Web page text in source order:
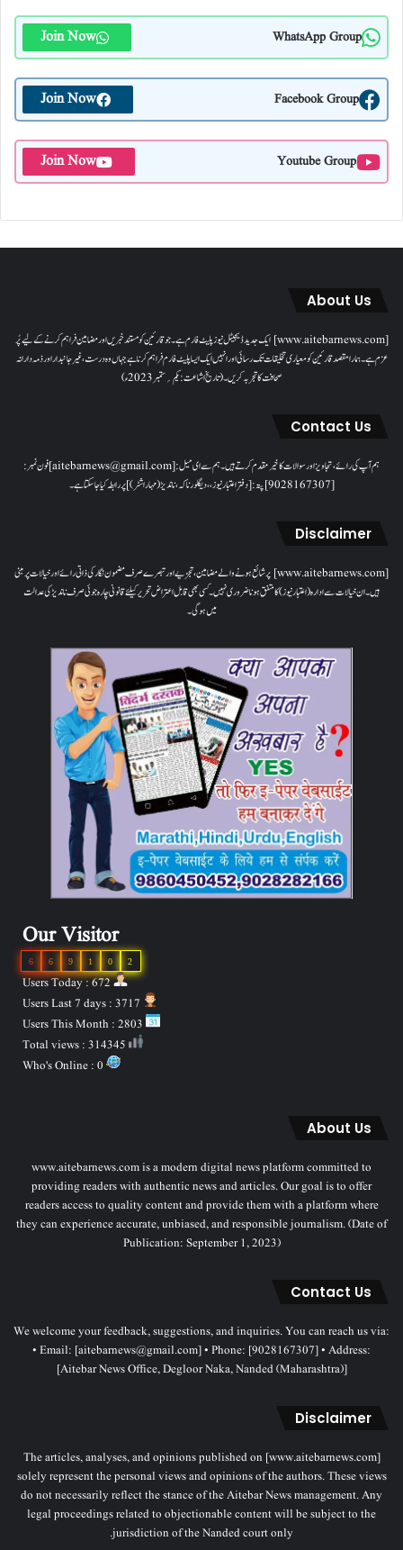
WhatsApp Group
Join Now
Facebook Group
Join Now
Youtube Group
Join Now
About Us
[www.aitebarnews.com] ایک جدید ڈیجیٹل نیوز پلیٹ فارم ہے۔ جو قارئین کو مستند خبریں اور مضامین فراہم کرنے کے لیے پُر
عزم ہے۔ ہمارا مقصدقارئین کو معیاری تخلیقات تک رسائی اور انہیں ایک ایسا پلیٹ فارم فراہم کرنا ہے جہاں وہ درست، غیر جانبدار اور ذمہ دارانہ
صحافت کا تجربہ کریں۔( تاریخ اشاعت : یکم؍ ستمبر 2023ء)
Contact Us
ہم آپ کی رائے، تجاویز اور سوالات کا خیرمقدم کرتے ہیں۔ ہم سےای میل: [aitebarnews@gmail.com]فون نمبر:
[9028167307]پتہ: [دفتر اعتبار نیوز، ، دیگلور ناکہ، ناندیڑ(مہاراشٹر) ] پر رابطہ کیا جاسکتا ہے۔
Disclaimer
[www.aitebarnews.com] پر شائع ہونے والے مضامین، تجزیے اور تبصرے صرف مضمون نگار کی ذاتی رائے اور خیالات پر مبنی
ہیں۔ ان خیالات سے ادارہ (اعتبار نیوز) کا متفق ہونا ضروری نہیں۔ کسی بھی قابل اعتراض تحریر کیلئے قانونی چارہ جوئی صرف ناندیڑ کی عدالت
میں ہوگی۔
Our Visitor
2
0
1
9
6
6
Users Today : 672
About Us
www.aitebarnews.com is a modern digital news platform committed to
providing readers with authentic news and articles. Our goal is to offer
readers access to quality content and provide them with a platform where
they can experience accurate, unbiased, and responsible journalism. (Date of
Publication: September 1, 2023)
Contact Us
We welcome your feedback, suggestions, and inquiries. You can reach us via:
• Email: [aitebarnews@gmail.com] • Phone: [9028167307] • Address:
[Aitebar News Office, Degloor Naka, Nanded (Maharashtra)]
Disclaimer
The articles, analyses, and opinions published on [www.aitebarnews.com]
solely represent the personal views and opinions of the authors. These views
do not necessarily reflect the stance of the Aitebar News management. Any
legal proceedings related to objectionable content will be subject to the
jurisdiction of the Nanded court only.